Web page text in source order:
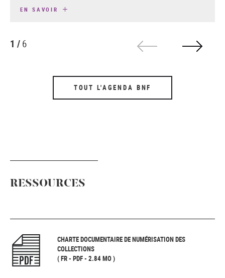
EN SAVOIR
1 /6
TOUT L'AGENDA BNF
RESSOURCES
CHARTE DOCUMENTAIRE DE NUMÉRISATION DES
COLLECTIONS
( FR - PDF - 2.84 MO )